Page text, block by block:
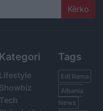
Kategori
Lifestyle
Showbiz
Tech
Tags
Edi Rama
Albania
News